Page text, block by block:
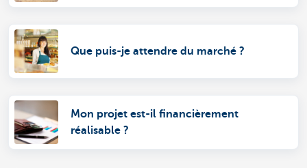
Que puis-je attendre du marché ?
Mon projet est-il financièrement
réalisable ?